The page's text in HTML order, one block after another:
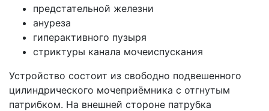
предстательной железни
ануреза
гиперактивного пузыря
стриктуры канала мочеиспускания
Устройство состоит из свободно подвешенного
цилиндрического мочеприёмника с отгнутым
патрибком. На внешней стороне патрубка